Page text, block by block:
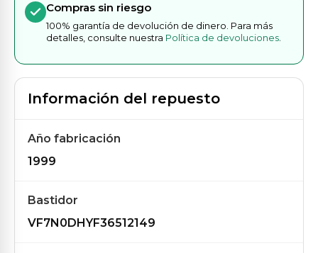
Compras sin riesgo
100% garantía de devolución de dinero. Para más
detalles, consulte nuestra Política de devoluciones
Información del repuesto
Año fabricación
1999
Bastidor
VF7N0DHYF36512149